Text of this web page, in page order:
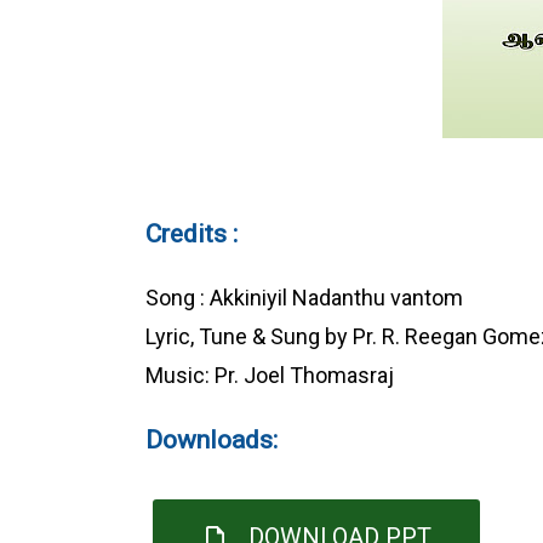
Credits :
Song : Akkiniyil Nadanthu vantom
Lyric, Tune & Sung by Pr. R. Reegan
Music: Pr. Joel Thomasraj
Downloads:
DOWNLOAD PPT